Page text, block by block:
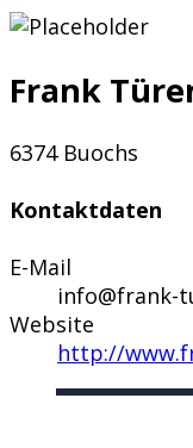
Frank
6374 Buochs
Kontaktdaten
E-Mail
info@frank-
Website
http://